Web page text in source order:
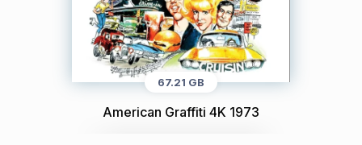
67.21 GB
American Graffiti 4K 1973